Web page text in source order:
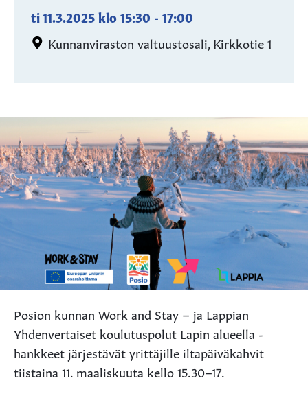
ti 11.3.2025klo15:30 - 17:00
Kunnanviraston valtuustosali, Kirkkotie 1
Posion kunnan Work and Stay – ja Lappian
Yhdenvertaiset koulutuspolut Lapin alueella -
hankkeet järjestävät yrittäjille iltapäiväkahvit
tiistaina 11. maaliskuuta kello 15.30–17.